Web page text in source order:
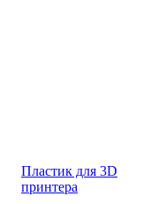
Пластик для 3D
принтера